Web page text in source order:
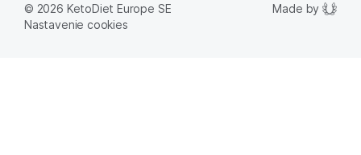
© 2026 KetoDiet Europe SE
Nastavenie cookies
Made by